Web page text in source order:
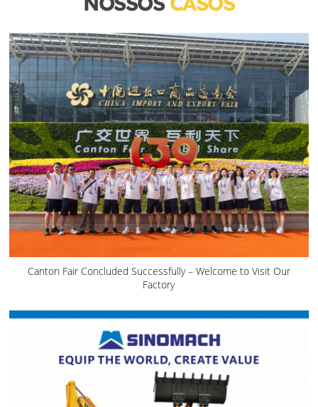
Canton Fair Concluded Successfully – Welcome to Visit Our
Factory